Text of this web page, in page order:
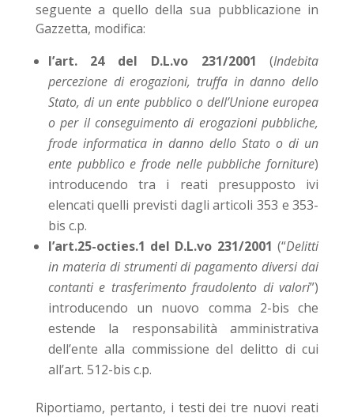
seguente a quello della sua pubblicazione in
Gazzetta, modifica:
l’art. 24 del D.L.vo 231/2001 (Indebita
percezione di erogazioni, truffa in danno dello
Stato, di un ente pubblico o dell’Unione europea
o per il conseguimento di erogazioni pubbliche,
frode informatica in danno dello Stato o di un
ente pubblico e frode nelle pubbliche forniture)
introducendo tra i reati presupposto ivi
elencati quelli previsti dagli articoli 353 e 353-
bis c.p.
l’art.25-octies.1 del D.L.vo 231/2001 (“Delitti
in materia di strumenti di pagamento diversi dai
contanti e trasferimento fraudolento di valori”)
introducendo un nuovo comma 2-bis che
estende la responsabilità amministrativa
dell’ente alla commissione del delitto di cui
all’art. 512-bis c.p.
Riportiamo, pertanto, i testi dei tre nuovi reati